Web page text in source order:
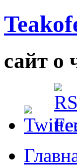
сайт о